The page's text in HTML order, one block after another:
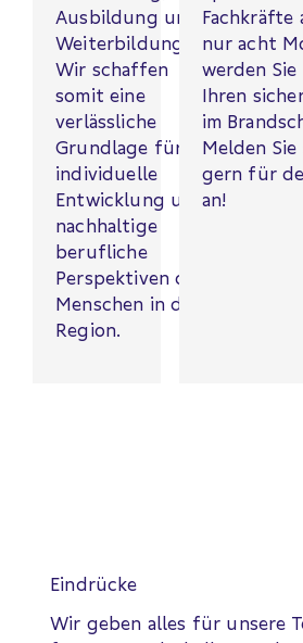
Ausbildung und
Weiterbildung.
Wir schaffen
somit eine
verlässliche
Grundlage für
individuelle
Entwicklung und
nachhaltige
berufliche
Perspektiven der
Menschen in der
Region.
Fachkräfte
nur acht
werden
Ihren
im
Melden Sie
gern für
an!
Eindrücke
Wir geben alles für unsere